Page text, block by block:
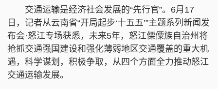
交通运输是经济社会发展的“先行官”。6月17
日，记者从云南省“开局起步‘十五五’”主题系列新闻发
布会·怒江专场获悉，未来5年，怒江傈僳族自治州将
抢抓交通强国建设和强化薄弱地区交通覆盖的重大机
遇，科学谋划，积极争取，从四个方面全力推动怒江
交通运输发展。